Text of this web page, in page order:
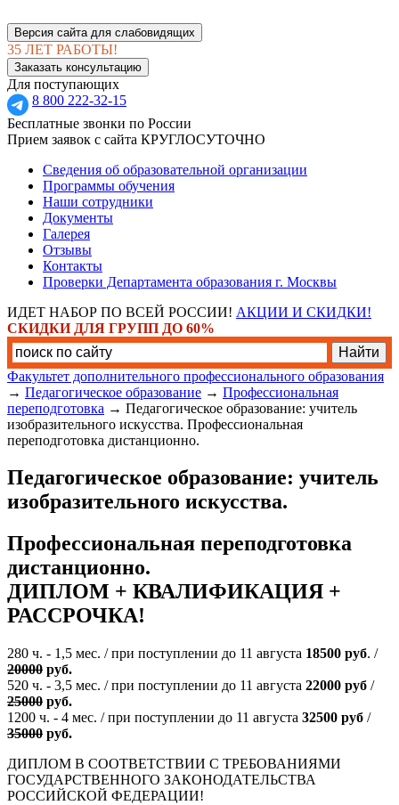
Версия сайта для слабовидящих
35 ЛЕТ РАБОТЫ!
Заказать консультацию
Для поступающих
8 800 222-32-15
Бесплатные звонки по России
Прием заявок с сайта КРУГЛОСУТОЧНО
Сведения об образовательной организации
Программы обучения
Наши сотрудники
Документы
Галерея
Отзывы
Контакты
Проверки Департамента образования г. Москвы
ИДЕТ НАБОР ПО ВСЕЙ РОССИИ! АКЦИИ И СКИДКИ!
СКИДКИ ДЛЯ ГРУПП ДО 60%
Факультет дополнительного профессионального образования
→ Педагогическое образование → Профессиональная
переподготовка → Педагогическое образование: учитель
изобразительного искусства. Профессиональная
переподготовка дистанционно.
Педагогическое образование: учитель
изобразительного искусства.
Профессиональная переподготовка
дистанционно.
ДИПЛОМ + КВАЛИФИКАЦИЯ +
РАССРОЧКА!
280 ч. - 1,5 мес. / при поступлении до 11 августа 18500 руб. /
20000 руб.
520 ч. - 3,5 мес. / при поступлении до 11 августа 22000 руб /
25000 руб.
1200 ч. - 4 мес. / при поступлении до 11 августа 32500 руб /
35000 руб.
ДИПЛОМ В СООТВЕТСТВИИ С ТРЕБОВАНИЯМИ
ГОСУДАРСТВЕННОГО ЗАКОНОДАТЕЛЬСТВА
РОССИЙСКОЙ ФЕДЕРАЦИИ!